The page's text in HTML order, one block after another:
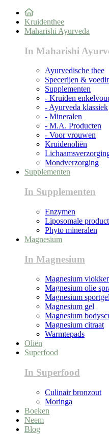
Kruidenthee
Maharishi Ayurveda
In Maharishi
Ayurvedische thee
Specerijen &
Supplementen
- Kruiden
- Ayurveda klassiek
- Mineralen
- M.A. Producten
- Voor vrouwen
Kruidenoliën
Mondverzorging
Supplementen
In Supplementen
Enzymen
Liposomale
Phyto mineralen
Magnesium
In Magnesium
Magnesium
Magnesium olie
Magnesium sportgel
Magnesium gel
Magnesium
Magnesium citraat
Warmtepads
Oliën
Superfood
In Superfood
Culinair bronzout
Moringa
Boeken
Neem
Blog